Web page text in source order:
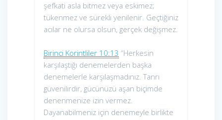
şefkati asla bitmez veya eskimez;
tükenmez ve sürekli yenilenir. Geçtiğiniz
acılar ne olursa olsun, gerçek değişmez.
Birinci Korintliler 10:13 “Herkesin
karşılaştığı denemelerden başka
denemelerle karşılaşmadınız. Tanrı
güvenilirdir, gücünüzü aşan biçimde
denenmenize izin vermez.
Dayanabilmeniz için denemeyle birlikte